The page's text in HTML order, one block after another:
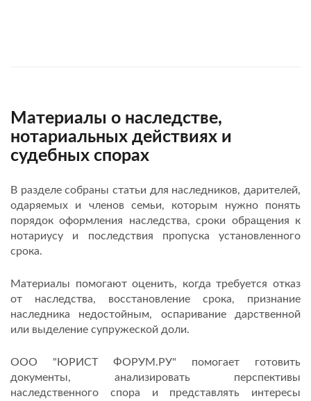
Материалы о наследстве,
нотариальных действиях и
судебных спорах
В разделе собраны статьи для наследников, дарителей,
одаряемых и членов семьи, которым нужно понять
порядок оформления наследства, сроки обращения к
нотариусу и последствия пропуска установленного
срока.
Материалы помогают оценить, когда требуется отказ
от наследства, восстановление срока, признание
наследника недостойным, оспаривание дарственной
или выделение супружеской доли.
ООО "ЮРИСТ ФОРУМ.РУ" помогает готовить
документы, анализировать перспективы
наследственного спора и представлять интересы